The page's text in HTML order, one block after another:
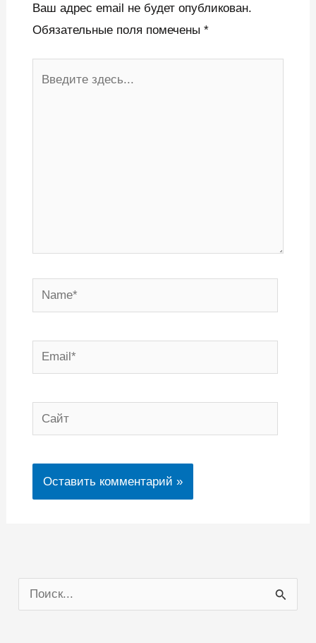
Ваш адрес email не будет опубликован.
Обязательные поля помечены *
Name*
Email*
Сайт
о